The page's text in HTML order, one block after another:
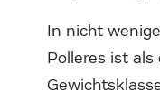
In nicht
Polleres ist